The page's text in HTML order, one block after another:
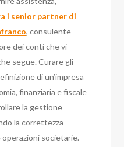
i senior partner di
, consulente
dei conti che vi
segue. Curare gli
di un’impresa
finanziaria e fiscale
la gestione
la correttezza
societarie.